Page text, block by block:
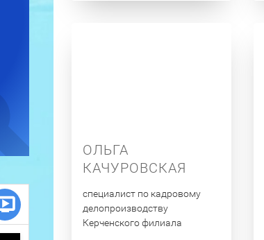
ОЛЬГА
КАЧУРОВСКАЯ
специалист по кадровому
делопроизводству
Керченского филиала